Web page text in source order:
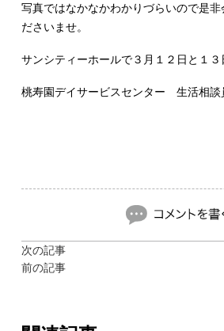
写真ではなかなかわかりづらいので是非
ださいませ。
サンシティーホールで３月１２日と１３
桃寿園デイサービスセンター 生活相
次の記事
前の記事